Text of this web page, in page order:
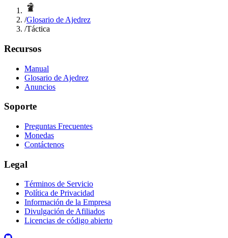
/Glosario de Ajedrez
/Táctica
Recursos
Manual
Glosario de Ajedrez
Anuncios
Soporte
Preguntas Frecuentes
Monedas
Contáctenos
Legal
Términos de Servicio
Política de Privacidad
Información de la Empresa
Divulgación de Afiliados
Licencias de código abierto